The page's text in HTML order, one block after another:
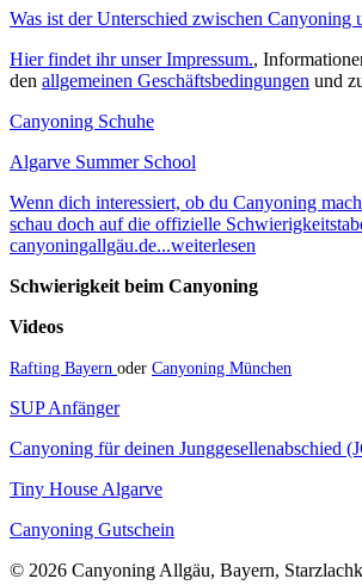
Was ist der Unterschied zwischen Canyoning
Hier findet ihr unser Impressum.,
den allgemeinen Geschäftsbedingungen und
Canyoning Schuhe
Algarve Summer School
Wenn dich interessiert, ob du Canyoning
schau doch auf die offizielle
canyoningallgäu.de...weiterlesen
Schwierigkeit beim Canyoning
Videos
Rafting Bayern oder Canyoning München
SUP Anfänger
Canyoning für deinen Junggesellenabschied
Tiny House Algarve
Canyoning Gutschein
© 2026 Canyoning Allgäu, Bayern,